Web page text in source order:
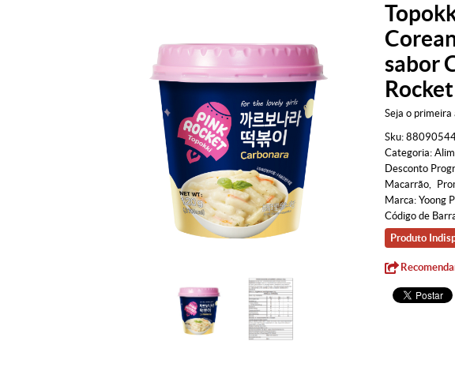
sabor
Seja o primeira
Sku:
Categoria:
Desconto
Macarrão
Marca: Yoong
Código de
Produto